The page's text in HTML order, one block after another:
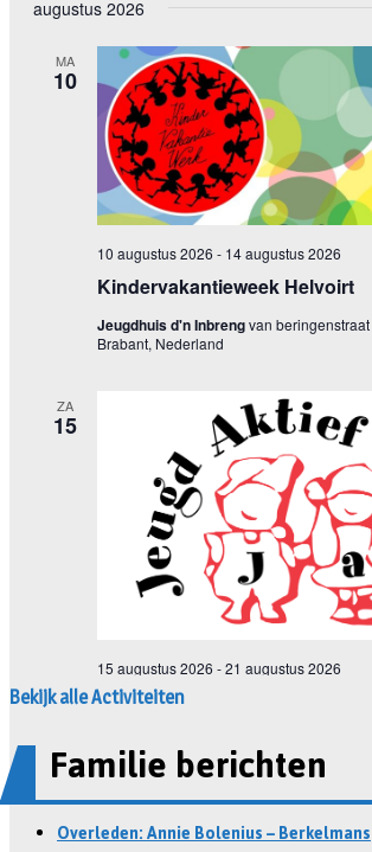
Bekijk alle Activiteiten
Familie berichten
Overleden: Annie Bolenius – Berkelmans